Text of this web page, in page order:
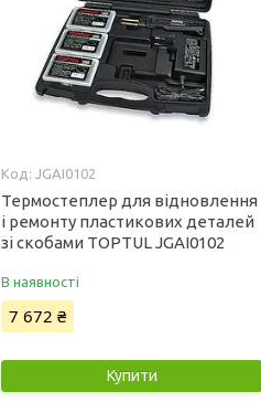
JGAI0102
Термостеплер для відновлення
і ремонту пластикових деталей
зі скобами TOPTUL JGAI0102
В наявності
7 672 ₴
Купити